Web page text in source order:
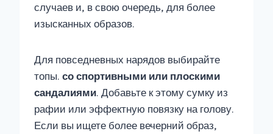
случаев и, в свою очередь, для более
изысканных образов.
Для повседневных нарядов выбирайте
топы. со спортивными или плоскими
сандалиями. Добавьте к этому сумку из
рафии или эффектную повязку на голову.
Если вы ищете более вечерний образ,